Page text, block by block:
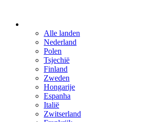
Alle landen
Nederland
Polen
Tsjechië
Finland
Zweden
Hongarije
Espanha
Italië
Zwitserland